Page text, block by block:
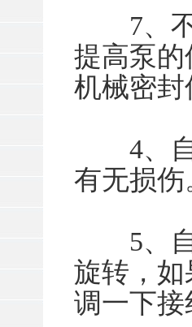
7、不
提高泵
机械密封
4、自
有无损伤
5、自
旋转，
调一下